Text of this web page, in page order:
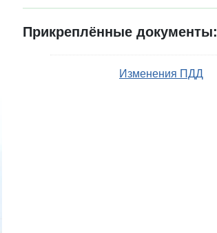
Прикреплённые документы:
Изменения ПДД